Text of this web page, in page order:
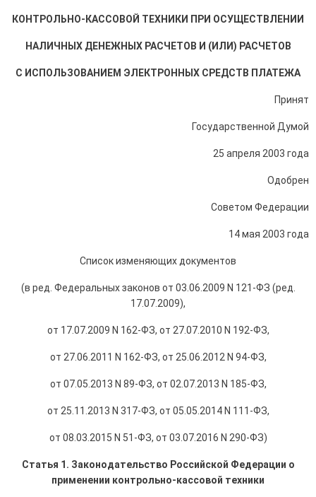
КОНТРОЛЬНО-КАССОВОЙ ТЕХНИКИ ПРИ ОСУЩЕСТВЛЕНИИ
НАЛИЧНЫХ ДЕНЕЖНЫХ РАСЧЕТОВ И (ИЛИ) РАСЧЕТОВ
С ИСПОЛЬЗОВАНИЕМ ЭЛЕКТРОННЫХ СРЕДСТВ ПЛАТЕЖА
Принят
Государственной Думой
25 апреля 2003 года
Одобрен
Советом Федерации
14 мая 2003 года
Список изменяющих документов
(в ред. Федеральных законов от 03.06.2009 N 121-ФЗ (ред.
17.07.2009),
от 17.07.2009 N 162-ФЗ, от 27.07.2010 N 192-ФЗ,
от 27.06.2011 N 162-ФЗ, от 25.06.2012 N 94-ФЗ,
от 07.05.2013 N 89-ФЗ, от 02.07.2013 N 185-ФЗ,
от 25.11.2013 N 317-ФЗ, от 05.05.2014 N 111-ФЗ,
от 08.03.2015 N 51-ФЗ, от 03.07.2016 N 290-ФЗ)
Статья 1. Законодательство Российской Федерации о
применении контрольно-кассовой техники